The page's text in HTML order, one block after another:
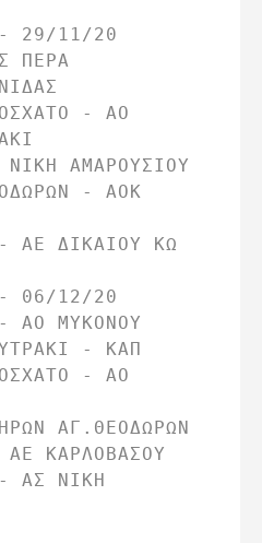
- 29/11/20
ΠΕΡΑ
- ΑΟ
ΑΜΑΡΟΥΣΙΟΥ
- ΑΟΚ
ΑΕ ΔΙΚΑΙΟΥ ΚΩ
- 06/12/20
ΑΟ ΜΥΚΟΝΟΥ
- ΚΑΠ
- ΑΟ
ΑΓ.ΘΕΟΔΩΡΩΝ
ΚΑΡΛΟΒΑΣΟΥ
ΑΣ ΝΙΚΗ